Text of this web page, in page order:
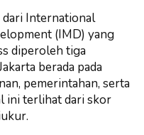
International
(IMD) yang
diperoleh tiga
berada pada
pemerintahan, serta
ini terlihat dari skor